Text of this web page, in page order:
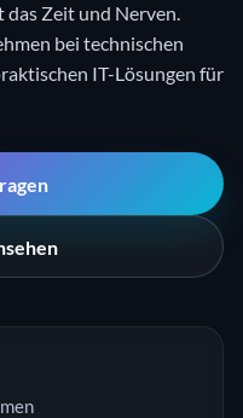
Zeit und Nerven.
bei technischen
IT-Lösungen für